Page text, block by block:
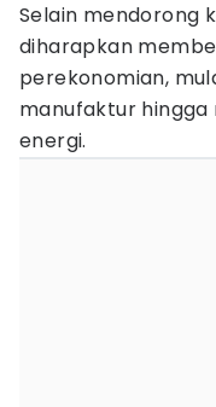
Selain mendorong
diharapkan
perekonomian,
manufaktur
energi.